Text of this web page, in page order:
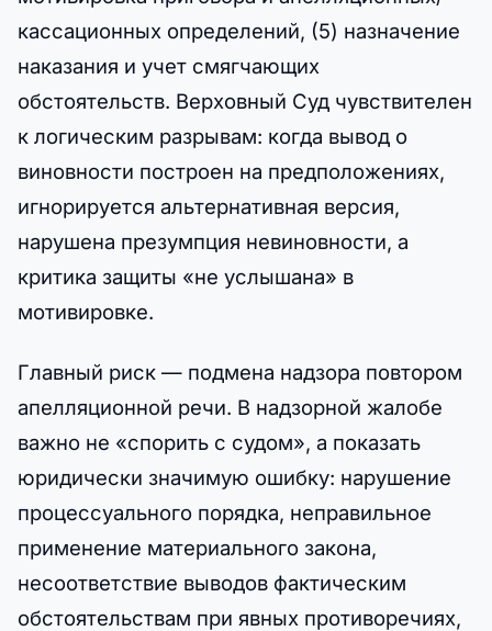
кассационных определений, (5) назначение
наказания и учет смягчающих
обстоятельств. Верховный Суд чувствителен
к логическим разрывам: когда вывод о
виновности построен на предположениях,
игнорируется альтернативная версия,
нарушена презумпция невиновности, а
критика защиты «не услышана» в
мотивировке.
Главный риск — подмена надзора повтором
апелляционной речи. В надзорной жалобе
важно не «спорить с судом», а показать
юридически значимую ошибку: нарушение
процессуального порядка, неправильное
применение материального закона,
несоответствие выводов фактическим
обстоятельствам при явных противоречиях,